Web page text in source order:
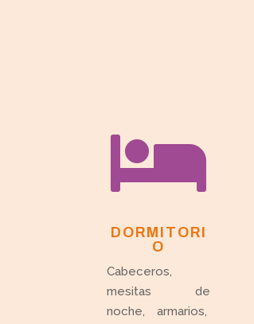

DORMITORI
O
Cabeceros,
mesitas de
noche, armarios,